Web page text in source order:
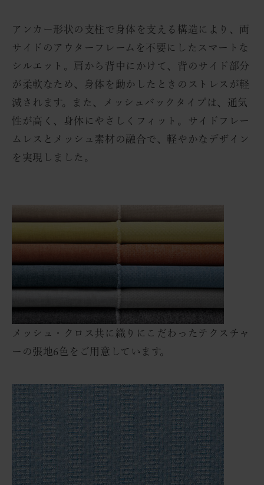
アンカー形状の支柱で身体を支える構造により、両
サイドのアウターフレームを不要にしたスマートな
シルエット。肩から背中にかけて、背のサイド部分
が柔軟なため、身体を動かしたときのストレスが軽
減されます。また、メッシュバックタイプは、通気
性が高く、身体にやさしくフィット。サイドフレー
ムレスとメッシュ素材の融合で、軽やかなデザイン
を実現しました。
メッシュ・クロス共に織りにこだわったテクスチャ
ーの張地6色をご用意しています。